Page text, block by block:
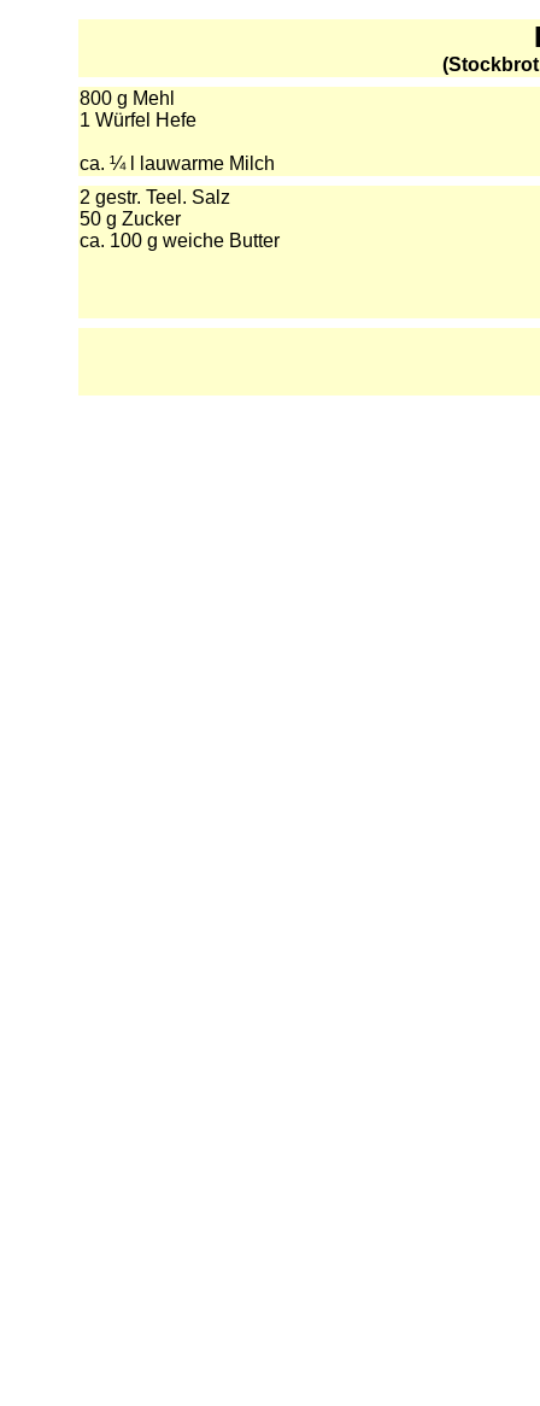
800 g Mehl
1 Würfel Hefe
ca. ¼ l lauwarme Milch
2 gestr. Teel. Salz
50 g Zucker
ca. 100 g weiche Butter